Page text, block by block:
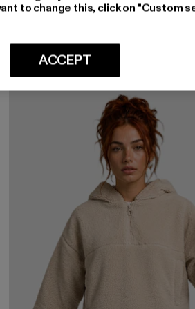
ONLMADISON BLUSH HW LEO
to change this, click on "Custom
ACCEPT